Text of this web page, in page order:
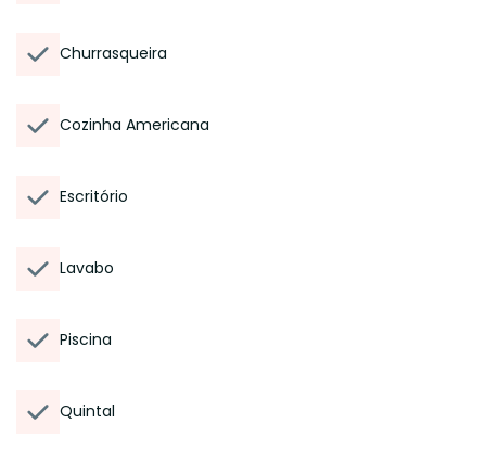
Churrasqueira
Cozinha Americana
Escritório
Lavabo
Piscina
Quintal